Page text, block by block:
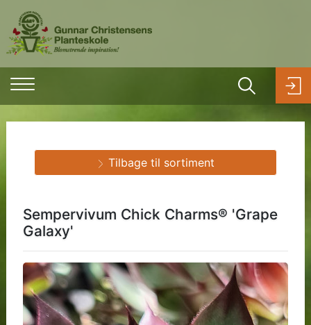
Sempervivum Chick Charms® 'Grape
Galaxy'
Tilbage til sortiment